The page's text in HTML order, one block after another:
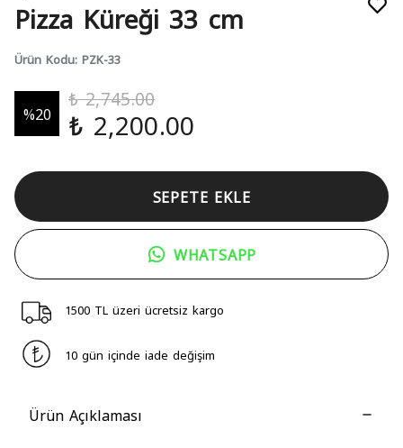
Pizza Küreği 33 cm
Ürün Kodu: PZK-33
%20
₺ 2,745.00
₺ 2,200.00
SEPETE EKLE
WHATSAPP
1500 TL üzeri ücretsiz kargo
10 gün içinde iade değişim
Ürün Açıklaması